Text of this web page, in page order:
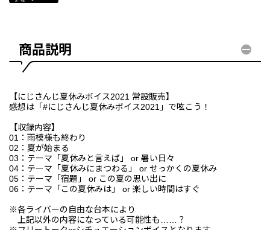
商品説明
【にじさんじ夏休みボイス2021 常設販売】
感想は「#にじさんじ夏休みボイス2021」で呟こう！
【収録内容】
01：雨模様も終わり
02：夏が始まる
03：テーマ「夏休みと言えば」 or 暑い日々
04：テーマ「夏休みにまつわる」 or せっかくの夏休み
05：テーマ「宿題」 or この夏の思い出に
06：テーマ「この夏休みは」 or 楽しい時間はすぐ
※各ライバーの自由な台本により
上記以外の内容になっている可能性も……？